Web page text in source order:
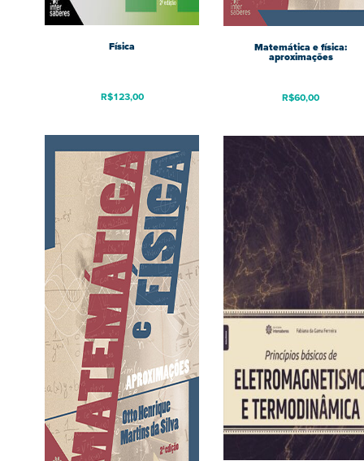
Física
R$123,00
Matemática e física:
aproximações
R$60,00